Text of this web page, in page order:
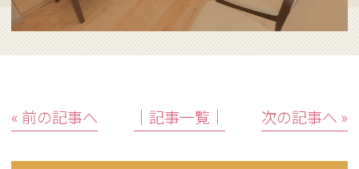
« 前の記事へ │記事一覧│ 次の記事へ »